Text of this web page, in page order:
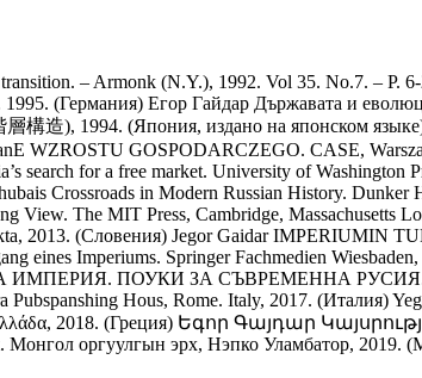
– Armonk (N.Y.), 1992. Vol 35. No.7. – P.
1995. (Германия) Егор Гайдар Държавата и
構造), 1994. (Япония, издано на японском
WZROSTU GOSPODARCZEGO. CASE,
search for a free market. University of
Crossroads in Modern Russian History. Dunker
View. The MIT Press, Cambridge, Massachusetts
2013. (Словения) Jegor Gaidar IMPERIUMIN
eines Imperiums. Springer Fachmedien
ИМПЕРИЯ. ПОУКИ ЗА СЪВРЕМЕННА РУСИЯ.
Hous, Rome. Italy, 2017. (Италия)
2018. (Греция) Եգոր Գայդար
оргуулгын эрх, Нэпко Уламбатор, 2019.